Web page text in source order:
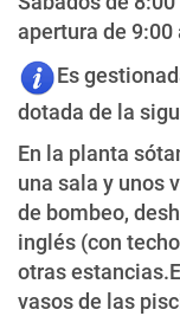
apertura de 9:00
Es
dotada de la
En la planta
una sala y unos
de bombeo,
inglés (con
otras
vasos de las